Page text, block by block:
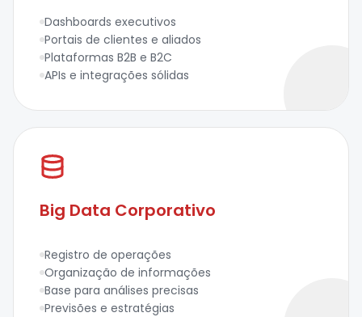
Dashboards executivos
Portais de clientes e aliados
Plataformas B2B e B2C
APIs e integrações sólidas
Big Data Corporativo
Registro de operações
Organização de informações
Base para análises precisas
Previsões e estratégias